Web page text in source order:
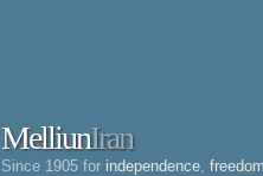
MelliunIran
Since 1905 for independence freedom